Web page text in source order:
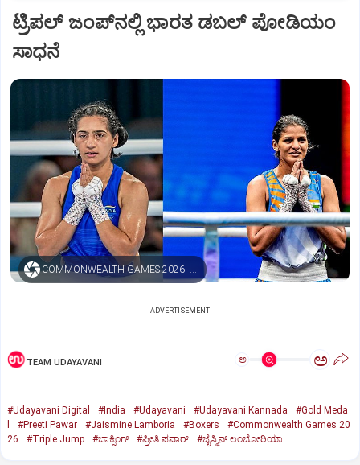
ಟ್ರಿಪಲ್ ಜಂಪ್‌ನಲ್ಲಿ ಭಾರತ ಡಬಲ್ ಪೋಡಿಯಂ
ಸಾಧನೆ
COMMONWEALTH GAMES 2026: BOXERS PREETI PAWAR, JAISMINE LAMBORIA WIN GOLD; INDIA BAG TRIPLE JUMP SILVER, BRONZE
ADVERTISEMENT
TEAM UDAYAVANI ಅ ಅ
#Udayavani Digital #India #Udayavani #Udayavani Kannada
#Gold Meda
#Preeti Pawar #Jaismine Lamboria #Boxers
#Commonwealth Games 20
26
#Triple Jump #ಬಾಕ್ಸಿಂಗ್‌ #ಪ್ರೀತಿ ಪವಾರ್ #ಜೈಸ್ಮಿನ್ ಲಂಬೋರಿಯಾ